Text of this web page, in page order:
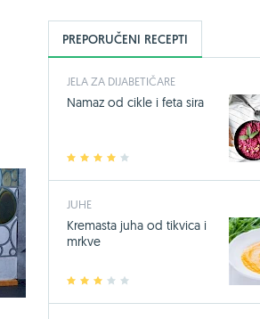
PREPORUČENI RECEPTI
JELA ZA DIJABETIČARE
2 3 4
Namaz od cikle i feta sira
JUHE
2 3 4
Kremasta juha od tikvica i
mrkve